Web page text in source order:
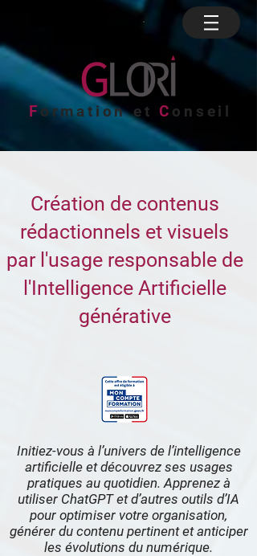
Formation etC onseil
Création de contenus
rédactionnels et visuels
par l'usage responsable de
l'Intelligence Artificielle
générative
Initiez-vous à l’univers de l’intelligence
artificielle et découvrez ses usages
pratiques au quotidien. Apprenez à
utiliser ChatGPT et d’autres outils d’IA
pour optimiser votre organisation,
générer du contenu pertinent et anticiper
les évolutions du numérique.